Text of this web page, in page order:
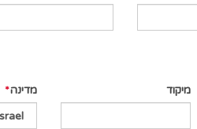
מיקוד מדינה